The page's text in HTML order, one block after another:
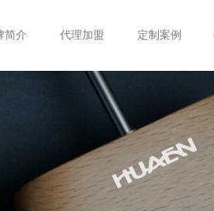
简介 代理加盟 定制案例